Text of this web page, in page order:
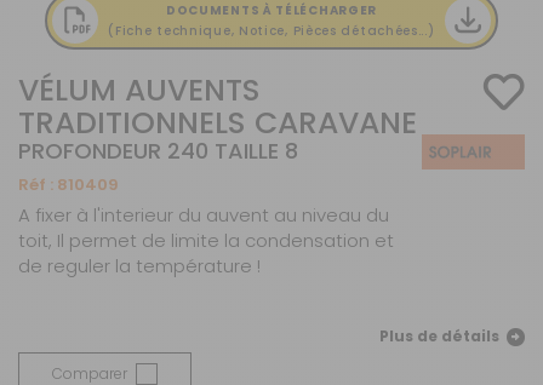
DOCUMENTS À TÉLÉCHARGER
(Fiche technique, Notice, Pièces détachées...)
VÉLUM AUVENTS
TRADITIONNELS CARAVANE
PROFONDEUR 240 TAILLE 8
Réf : 810409
A fixer à l'interieur du auvent au niveau du
toit, Il permet de limite la condensation et
de reguler la température !
Plus de détails
Comparer